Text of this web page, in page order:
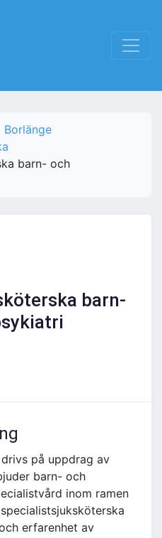
Borlänge
barn- och
barn-
på uppdrag av
barn- och
inom ramen
erfarenhet av